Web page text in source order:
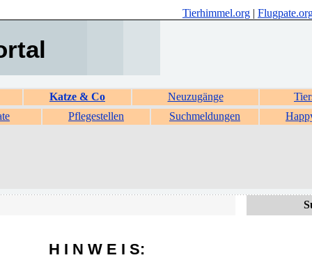
Tierhimmel.org |
Katze & Co Neuzugänge
Pflegestellen Suchmeldungen
H I N W E I S: